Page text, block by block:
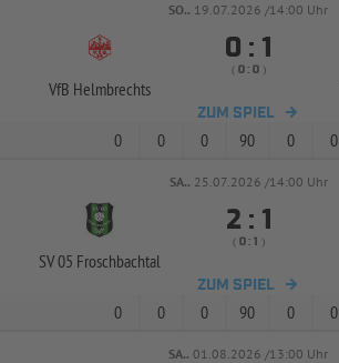
SO.. 19.07.2026 /14:00 Uhr
VfB Helmbrechts
 : 
( :  )
ZUM SPIEL
0 0 0 90 0 0
SA.. 25.07.2026 /14:00 Uhr
SV 05 Froschbachtal
 : 
( :  )
ZUM SPIEL
0 0 0 90 0 0
SA.. 01.08.2026 /13:00 Uhr